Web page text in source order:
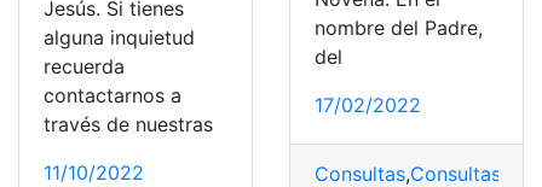
Jesús. Si tienes
alguna inquietud
recuerda
contactarnos a
través de nuestras
11/10/2022
nombre del Padre,
del
17/02/2022
Consultas,Consultas